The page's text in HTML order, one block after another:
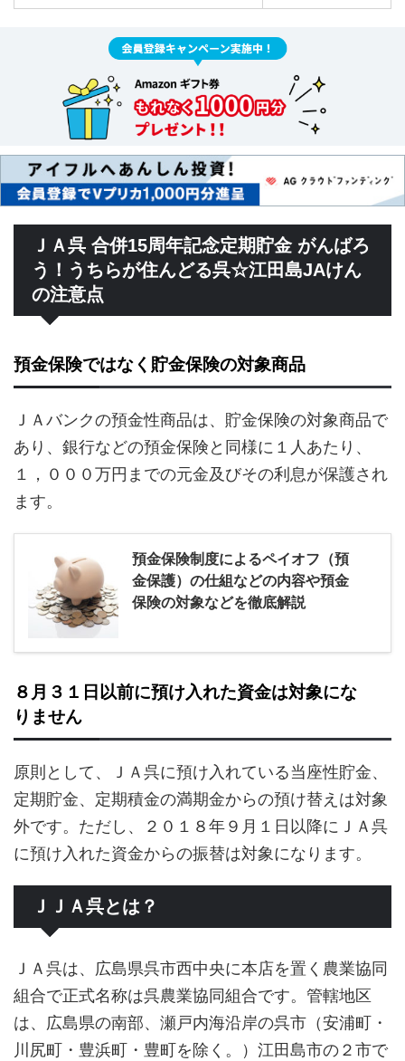
ＪＡ呉 合併15周年記念定期貯金 がんばろ
う！うちらが住んどる呉☆江田島JAけん
の注意点
預金保険ではなく貯金保険の対象商品
ＪＡバンクの預金性商品は、貯金保険の対象商品で
あり、銀行などの預金保険と同様に１人あたり、
１，０００万円までの元金及びその利息が保護され
ます。
預金保険制度によるペイオフ（預
金保護）の仕組などの内容や預金
保険の対象などを徹底解説
８月３１日以前に預け入れた資金は対象にな
りません
原則として、ＪＡ呉に預け入れている当座性貯金、
定期貯金、定期積金の満期金からの預け替えは対象
外です。ただし、２０１８年９月１日以降にＪＡ呉
に預け入れた資金からの振替は対象になります。
ＪＪＡ呉とは？
ＪＡ呉は、広島県呉市西中央に本店を置く農業協同
組合で正式名称は呉農業協同組合です。管轄地区
は、広島県の南部、瀬戸内海沿岸の呉市（安浦町・
川尻町・豊浜町・豊町を除く。）江田島市の２市で